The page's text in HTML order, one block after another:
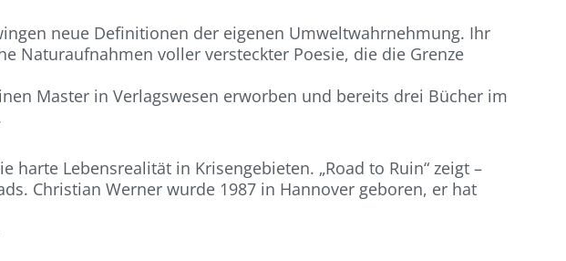
neue Definitionen der eigenen Umweltwahrnehmung. Ihr
Naturaufnahmen voller versteckter Poesie, die die Grenze
Master in Verlagswesen erworben und bereits drei Bücher im
Lebensrealität in Krisengebieten. „Road to Ruin“ zeigt –
Christian Werner wurde 1987 in Hannover geboren, er hat